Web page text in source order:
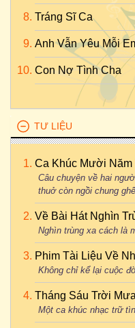
Tráng Sĩ Ca
Anh Vẫn Yêu Mỗi
Con Nợ Tình Cha
TƯ LIỆU
Ca Khúc Mười Năm
Câu chuyện về hai
thuở còn ngồi chung
Về Bài Hát Nghìn
Nghìn trùng xa cách là
Phim Tài Liệu Về
Không chỉ kể lại cuộc
Tháng Sáu Trời Mưa
Một ca khúc nhạc trữ